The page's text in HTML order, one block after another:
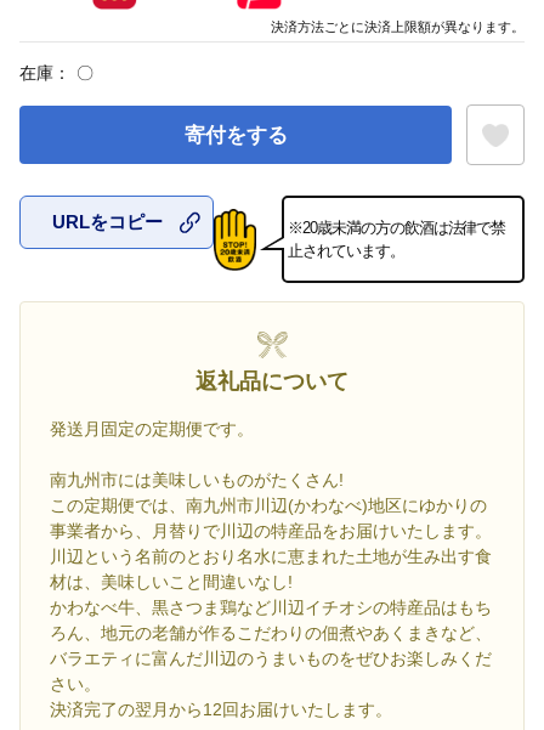
在庫： 〇
寄付をする
お気に入
URLをコピー
※20歳未満の方の飲酒は法律で禁
止されています。
返礼品について
発送月固定の定期便です。
南九州市には美味しいものがたくさん!
この定期便では、南九州市川辺(かわなべ)地区にゆかりの
事業者から、月替りで川辺の特産品をお届けいたします。
川辺という名前のとおり名水に恵まれた土地が生み出す食
材は、美味しいこと間違いなし!
かわなべ牛、黒さつま鶏など川辺イチオシの特産品はもち
ろん、地元の老舗が作るこだわりの佃煮やあくまきなど、
バラエティに富んだ川辺のうまいものをぜひお楽しみくだ
さい。
決済完了の翌月から12回お届けいたします。
決済方法ごとに決済上限額が異なります。